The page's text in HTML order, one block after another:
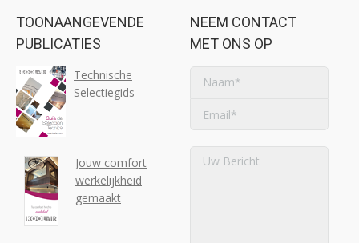
TOONAANGEVENDE
PUBLICATIES
Technische
Selectiegids
Jouw comfort
werkelijkheid
gemaakt
NEEM CONTACT
MET ONS OP